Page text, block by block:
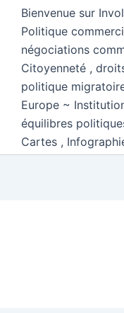
Bienvenue sur
Politique
négociations
Citoyenneté ,
politique
Europe ~
équilibres
Cartes ,